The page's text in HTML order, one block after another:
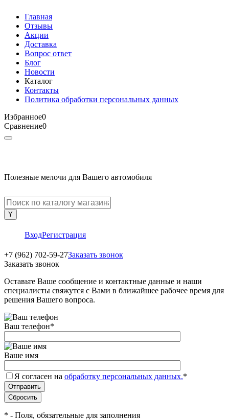
Главная
Отзывы
Акции
Доставка
Вопрос ответ
Блог
Новости
Каталог
Контакты
Политика обработки персональных данных
Избранное0
Сравнение0
Полезные мелочи для Вашего автомобиля
ВходРегистрация
+7 (962) 702-59-27Заказать звонок
Заказать звонок
Оставьте Ваше сообщение и контактные данные и наши
специалисты свяжутся с Вами в ближайшее рабочее время для
решения Вашего вопроса.
Ваш телефон*
Ваше имя
Я согласен на обработку персональных данных.*
* - Поля, обязательные для заполнения